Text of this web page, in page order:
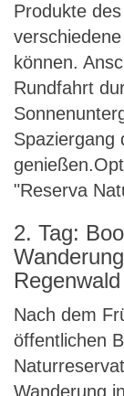
Produkte
können.
Rundfahrt
Spaziergang
"Reserva
2. Tag:
Nach dem
öffentlichen
Wanderung